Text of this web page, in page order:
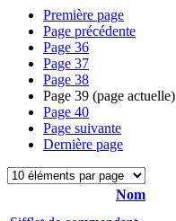
Première page
Page précédente
Page 36
Page 37
Page 38
Page 39 (page actuelle)
Page 40
Page suivante
Dernière page
Nom